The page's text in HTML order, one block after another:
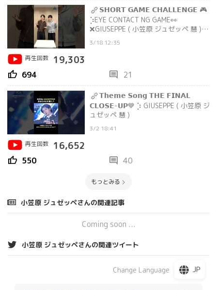
𝗦𝗛𝗢𝗥𝗧 𝗚𝗔𝗠𝗘 𝗖𝗛𝗔𝗟𝗟𝗘𝗡𝗚𝗘 🎮
⡱EYE CONTACT NG GAME👀
❌GIUSEPPE ( 小笠原 ジュゼッペ 慧 )練
3/18 12:35
再生回数
19,303
thumb_up 694 comment 21
𝗧𝗵𝗲𝗺𝗲 𝗦𝗼𝗻𝗴 𝗧𝗛𝗘 𝗙𝗜𝗡𝗔𝗟
𝗖𝗟𝗢𝗦𝗘-𝗨𝗣💙 ⡱ GIUSEPPE ( 小笠原 ジ
ュゼッペ 慧 )
3/2 18:41
再生回数
16,652
thumb_up 550 comment 40
もっとみる
小笠原 ジュゼッペさんの関連記事
Coming soon ...
小笠原 ジュゼッペさんの関連ツイート
Change Language JP